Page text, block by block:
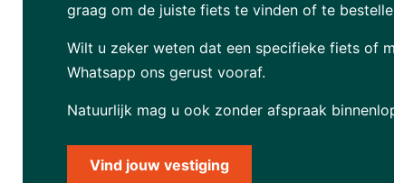
graag om de juiste fiets te vinden of te
Wilt u zeker weten dat een specifieke fiets of
Whatsapp ons gerust vooraf.
Natuurlijk mag u ook zonder afspraak
Vind jouw vestiging